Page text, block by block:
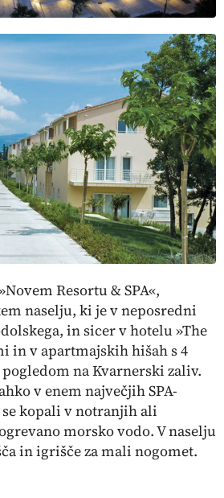
Resortu & SPA«,
naselju, ki je v neposredni
in sicer v hotelu »The
in v apartmajskih hišah s 4
na Kvarnerski zaliv.
v enem največjih SPA-
kopali v notranjih ali
morsko vodo. V naselju
in igrišče za mali nogomet.